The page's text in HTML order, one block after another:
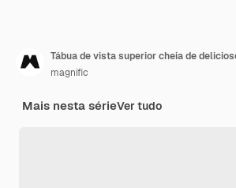
Tábua de vista superior cheia de
magnific
Mais nesta sérieVer tudo